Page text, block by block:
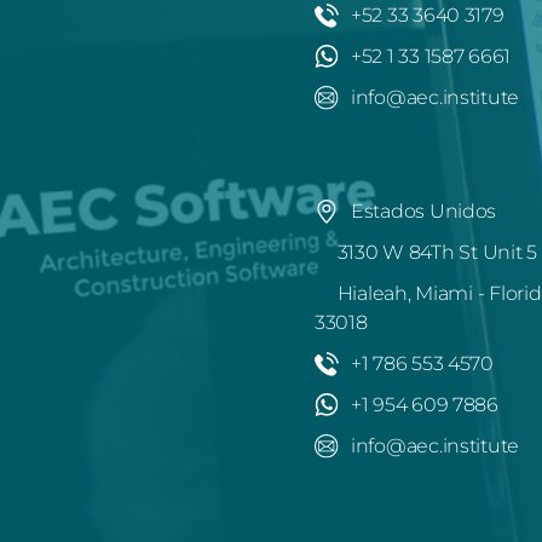
+52 33 3640 3179
+52 1 33 1587 6661
info@aec.institute
Estados Unidos
3130 W 84Th St Unit 5
Hialeah, Miami -
33018
+1 786 553 4570
+1 954 609 7886
info@aec.institute